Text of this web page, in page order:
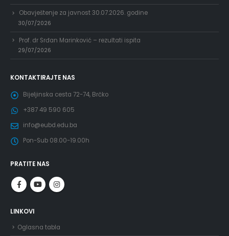
Obavještenje za javnost 30.07.2026. godine
30/07/2026
Prof. dr Srđan Marinković – rezultati ispita
29/07/2026
KONTAKTIRAJTE NAS
Bijeljinska cesta 72-74, Brčko
+387 49 590 605
info@eubd.edu.ba
Pon-Sub 08.00-19.00h
PRATITE NAS
LINKOVI
Oglasna tabla